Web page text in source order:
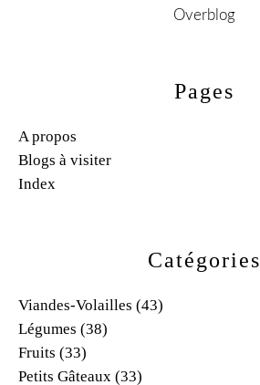
Catégories
Viandes-Volailles (43)
Légumes (38)
Fruits (33)
Petits Gâteaux (33)
Pages
A propos
Blogs à visiter
Index
Overblog